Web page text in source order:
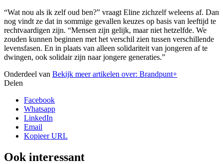
“Wat nou als ik zelf oud ben?” vraagt Eline zichzelf weleens af. Dan
nog vindt ze dat in sommige gevallen keuzes op basis van leeftijd te
rechtvaardigen zijn. “Mensen zijn gelijk, maar niet hetzelfde. We
zouden kunnen beginnen met het verschil zien tussen verschillende
levensfasen. En in plaats van alleen solidariteit van jongeren af te
dwingen, ook solidair zijn naar jongere generaties.”
Onderdeel van Bekijk meer artikelen over: Brandpunt+
Delen
Facebook
Whatsapp
LinkedIn
Email
Kopieer URL
Ook interessant